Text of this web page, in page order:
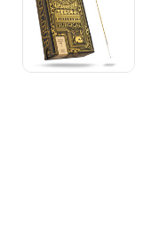
Количество